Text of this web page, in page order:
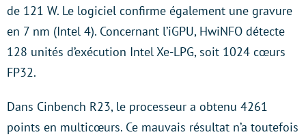
de 121 W. Le logiciel confirme également une gravure
en 7 nm (Intel 4). Concernant l’iGPU, HwiNFO détecte
128 unités d’exécution Intel Xe-LPG, soit 1024 cœurs
FP32.
Dans Cinbench R23, le processeur a obtenu 4261
points en multicœurs. Ce mauvais résultat n’a toutefois